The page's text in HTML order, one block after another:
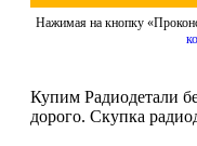
Нажимая на кнопку
Купим Радиодетали
дорого. Скупка